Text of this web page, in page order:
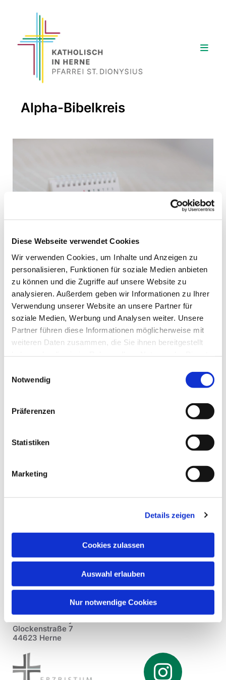
Diese Webseite verwendet Cookies
Wir verwenden Cookies, um Inhalte und Anzeigen zu
personalisieren, Funktionen für soziale Medien anbieten
zu können und die Zugriffe auf unsere Website zu
analysieren. Außerdem geben wir Informationen zu Ihrer
Verwendung unserer Website an unsere Partner für
soziale Medien, Werbung und Analysen weiter. Unsere
Partner führen diese Informationen möglicherweise mit
weiteren Daten zusammen, die Sie ihnen bereitgestellt
Notwendig
Präferenzen
Statistiken
Marketing
Details zeigen
Cookies zulassen
Auswahl erlauben
Nur notwendige Cookies
Alpha-Bibelkreis
Donnerstag, 4. November 2027,
19:15 Uhr
Pfarrzentrum St. Dionysius,
Bahnhofstraße 38, 44623 Herne
Glockenstraße 7
44623 Herne